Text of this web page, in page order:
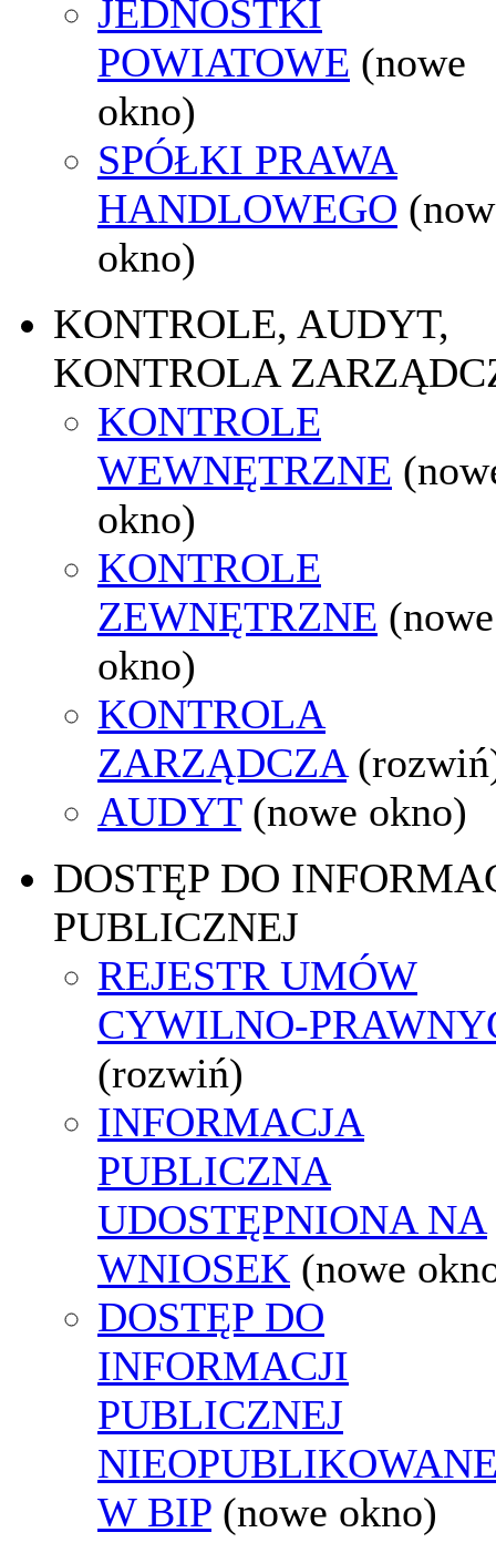
JEDNOSTKI
POWIATOWE (nowe
okno)
SPÓŁKI PRAWA
HANDLOWEGO
okno)
KONTROLE, AUDYT,
KONTROLA
KONTROLE
WEWNĘTRZNE
okno)
KONTROLE
ZEWNĘTRZNE (nowe
okno)
KONTROLA
ZARZĄDCZA
AUDYT (nowe okno)
DOSTĘP DO
PUBLICZNEJ
REJESTR UMÓW
CYWILNO-
(rozwiń)
INFORMACJA
PUBLICZNA
UDOSTĘPNIONA NA
WNIOSEK (nowe
DOSTĘP DO
INFORMACJI
PUBLICZNEJ
W BIP (nowe okno)